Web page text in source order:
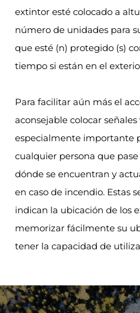
extintor esté colocado a
número de unidades para
que esté (n) protegido (s)
tiempo si están en el
Para facilitar aún más el
aconsejable colocar señales
especialmente importante
cualquier persona que
dónde se encuentran y
en caso de incendio. Estas
indican la ubicación de los
memorizar fácilmente su
tener la capacidad de